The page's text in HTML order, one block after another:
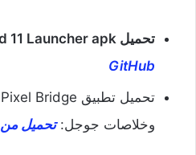
تحميل Android 11 Launcher apk
GitHub
وخلاصات جوجل:تحميل من GitHub